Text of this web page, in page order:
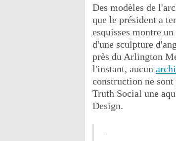
Des modèles de
que le président a
esquisses montre
d'une sculpture
près du Arlington
l'instant, aucun
construction ne sont
Truth Social une
Design.